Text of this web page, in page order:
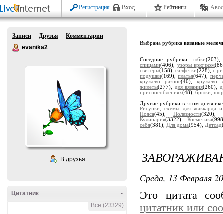
Регистрация Вход Рейтинги
Записи Друзья
Комментарии
evanika2
В друзья
-
Цитатник
Все (23329)
Выбрана рубрика вязаные
Соседние рубрики: юбки
спицами(406), узоры крючком
свитеры(158), салфетки(228), с
подушки(169),платья(647),
кружево разное(40), кружево
жилеты(277), для вязания(260),
приспособлениях(48), брюки,
Другие рубрики в этом
Рисунки, схемы для жаккарда
Пояса(45), Полезности(320),
Кулинария(3322), Косметика
себя(381), Для дома(954), Детсад
Среда, 13 Февраля
Это цитата
цитатник или